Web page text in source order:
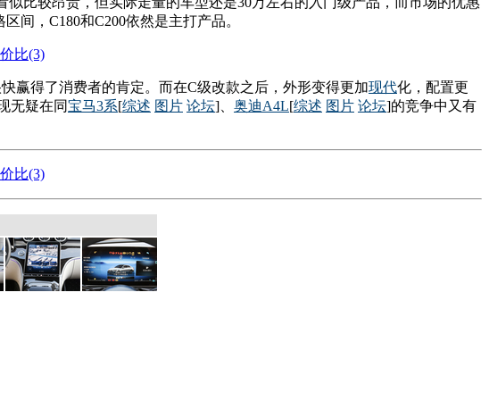
间，C180和C200依然是主打产品。
赢得了消费者的肯定。而在C级改款之后，外形变得更加现代化，配置更
无疑在同宝马3系[综述 图片 论坛]、 奥迪A4L[综述 图片 论坛]的竞争中又有